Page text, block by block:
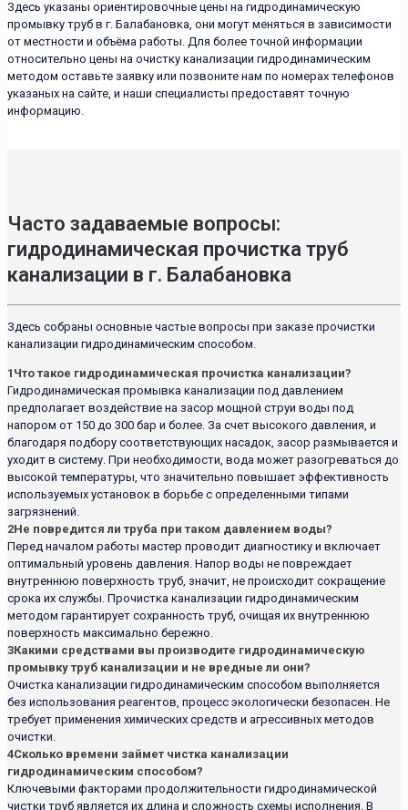
Здесь указаны ориентировочные цены на гидродинамическую
промывку труб в г. Балабановка, они могут меняться в зависимости
от местности и объёма работы. Для более точной информации
относительно цены на очистку канализации гидродинамическим
методом оставьте заявку или позвоните нам по номерах телефонов
указаных на сайте, и наши специалисты предоставят точную
информацию.
Часто задаваемые вопросы:
гидродинамическая прочистка труб
канализации в г. Балабановка
Здесь собраны основные частые вопросы при заказе прочистки
канализации гидродинамическим способом.
1 Что такое гидродинамическая прочистка канализации?
Гидродинамическая промывка канализации под давлением
предполагает воздействие на засор мощной струи воды под
напором от 150 до 300 бар и более. За счет высокого давления, и
благодаря подбору соответствующих насадок, засор размывается и
уходит в систему. При необходимости, вода может разогреваться до
высокой температуры, что значительно повышает эффективность
используемых установок в борьбе с определенными типами
загрязнений.
2Не повредится ли труба при таком давлением воды?
Перед началом работы мастер проводит диагностику и включает
оптимальный уровень давления. Напор воды не повреждает
внутреннюю поверхность труб, значит, не происходит сокращение
срока их службы. Прочистка канализации гидродинамическим
методом гарантирует сохранность труб, очищая их внутреннюю
поверхность максимально бережно.
3Какими средствами вы производите гидродинамическую
промывку труб канализации и не вредные ли они?
Очистка канализации гидродинамическим способом выполняется
без использования реагентов, процесс экологически безопасен. Не
требует применения химических средств и агрессивных методов
очистки.
4Сколько времени займет чистка канализации
гидродинамическим способом?
Ключевыми факторами продолжительности гидродинамической
чистки труб является их длина и сложность схемы исполнения. В